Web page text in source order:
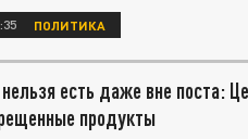
ПОЛИТИКА
есть даже вне поста:
продукты